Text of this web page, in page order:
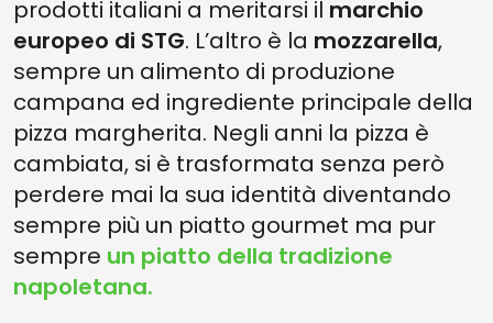
prodotti italiani a meritarsi il marchio
europeo di STG. L’altro è la mozzarella,
sempre un alimento di produzione
campana ed ingrediente principale della
pizza margherita. Negli anni la pizza è
cambiata, si è trasformata senza però
perdere mai la sua identità diventando
sempre più un piatto gourmet ma pur
sempre un piatto della tradizione
napoletana.